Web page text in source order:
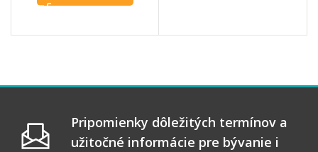
Pripomienky dôležitých termínov a
užitočné informácie pre bývanie i